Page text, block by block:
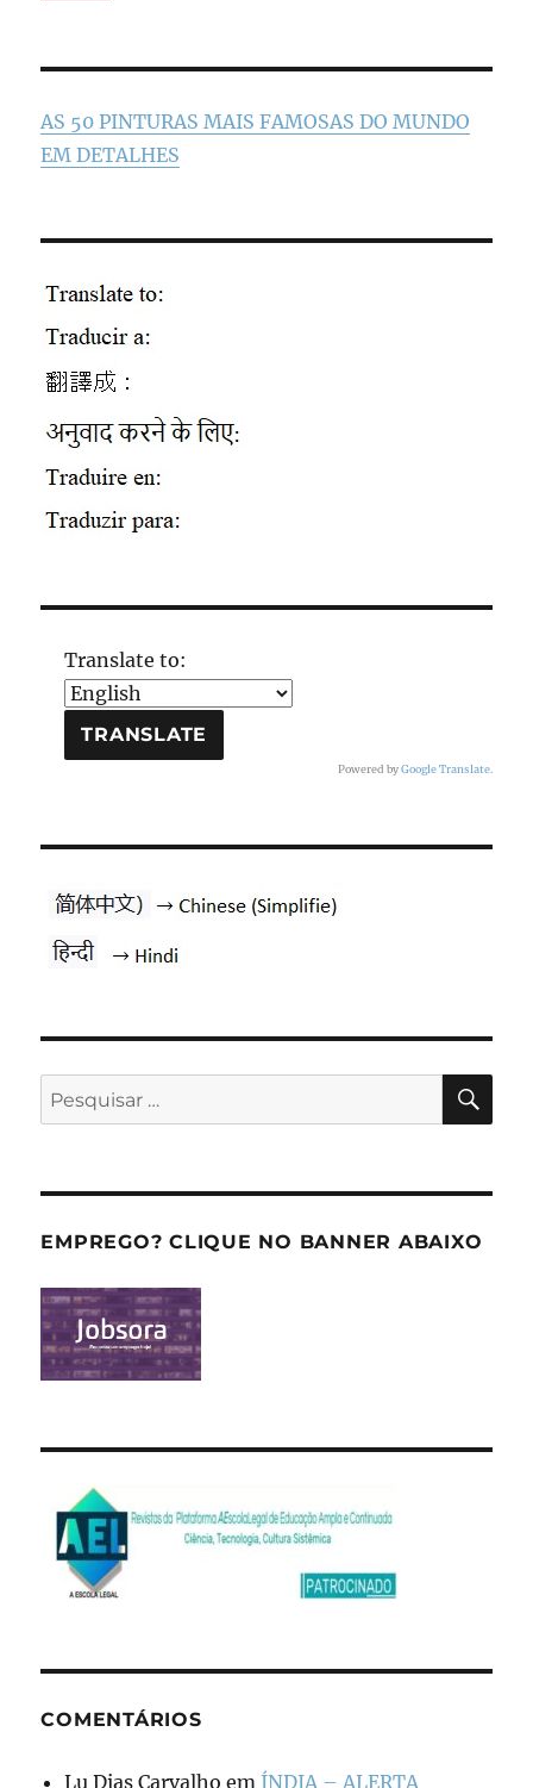
AS 50 PINTURAS MAIS FAMOSAS DO MUNDO
EM DETALHES
Translate to:
Powered byGoogle Translate.
Pesquisar
por:
EMPREGO? CLIQUE NO BANNER ABAIXO
COMENTÁRIOS
Lu Dias Carvalho em ÍNDIA – ALERTA